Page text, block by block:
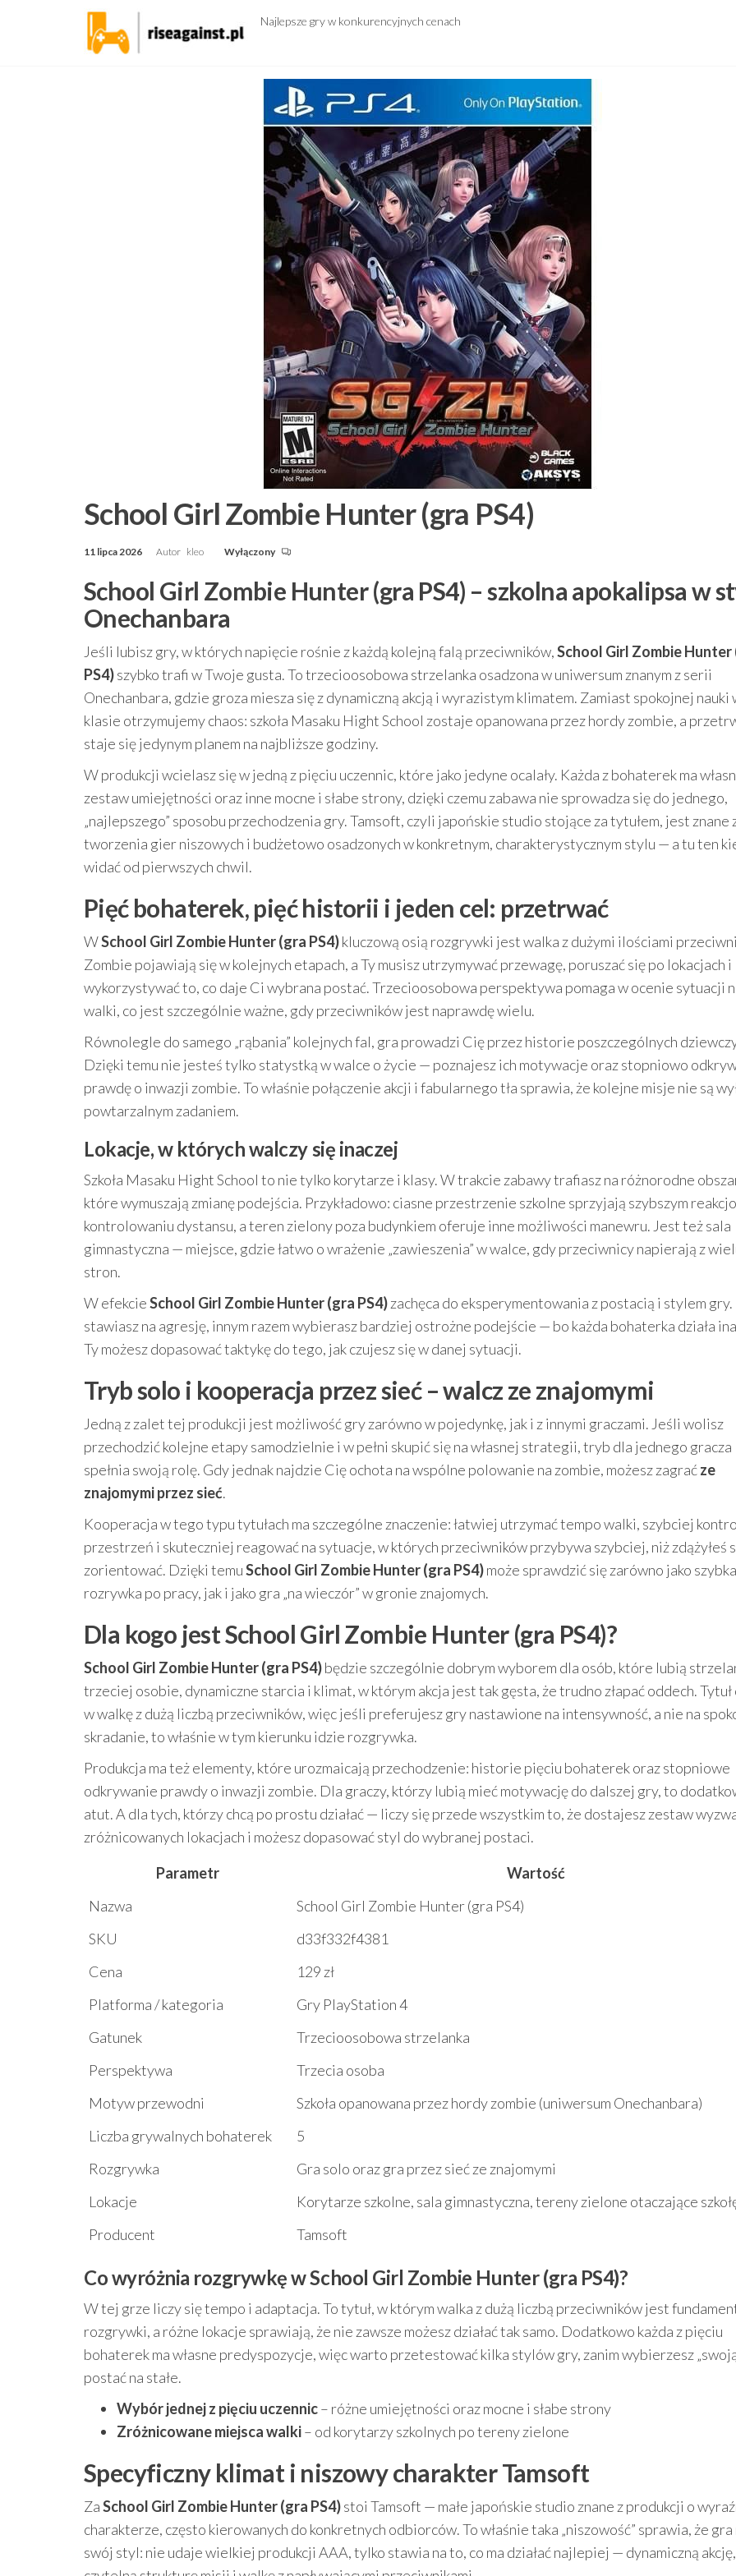
Najlepsze gry w konkurencyjnych cenach
School Girl Zombie Hunter (gra PS4)
11 lipca 2026 Autor kleo Wyłączony
School Girl Zombie Hunter (gra PS4) – szkolna apokalipsa w
Onechanbara
Jeśli lubisz gry, w których napięcie rośnie z każdą kolejną falą przeciwników,School Girl Zombie Hunter
PS4)szybko trafi w Twoje gusta. To trzecioosobowa strzelanka osadzona w uniwersum znanym z serii
Onechanbara, gdzie groza miesza się z dynamiczną akcją i wyrazistym klimatem. Zamiast spokojnej nauki
klasie otrzymujemy chaos: szkoła Masaku Hight School zostaje opanowana przez hordy zombie, a
staje się jedynym planem na najbliższe godziny.
W produkcji wcielasz się w jedną z pięciu uczennic, które jako jedyne ocalały. Każda z bohaterek ma
zestaw umiejętności oraz inne mocne i słabe strony, dzięki czemu zabawa nie sprowadza się do jednego,
„najlepszego” sposobu przechodzenia gry. Tamsoft, czyli japońskie studio stojące za tytułem, jest znane
tworzenia gier niszowych i budżetowo osadzonych w konkretnym, charakterystycznym stylu — a tu ten
widać od pierwszych chwil.
Pięć bohaterek, pięć historii i jeden cel: przetrwać
WSchool Girl Zombie Hunter (gra PS4)kluczową osią rozgrywki jest walka z dużymi ilościami
Zombie pojawiają się w kolejnych etapach, a Ty musisz utrzymywać przewagę, poruszać się po lokacjach i
wykorzystywać to, co daje Ci wybrana postać. Trzecioosobowa perspektywa pomaga w ocenie sytuacji
walki, co jest szczególnie ważne, gdy przeciwników jest naprawdę wielu.
Równolegle do samego „rąbania” kolejnych fal, gra prowadzi Cię przez historie poszczególnych
Dzięki temu nie jesteś tylko statystką w walce o życie — poznajesz ich motywacje oraz stopniowo
prawdę o inwazji zombie. To właśnie połączenie akcji i fabularnego tła sprawia, że kolejne misje nie są
powtarzalnym zadaniem.
Lokacje, w których walczy się inaczej
Szkoła Masaku Hight School to nie tylko korytarze i klasy. W trakcie zabawy trafiasz na różnorodne
które wymuszają zmianę podejścia. Przykładowo: ciasne przestrzenie szkolne sprzyjają szybszym
kontrolowaniu dystansu, a teren zielony poza budynkiem oferuje inne możliwości manewru. Jest też sala
gimnastyczna — miejsce, gdzie łatwo o wrażenie „zawieszenia” w walce, gdy przeciwnicy napierają z
stron.
W efekcieSchool Girl Zombie Hunter (gra PS4)zachęca do eksperymentowania z postacią i stylem gry.
stawiasz na agresję, innym razem wybierasz bardziej ostrożne podejście — bo każda bohaterka działa
Ty możesz dopasować taktykę do tego, jak czujesz się w danej sytuacji.
Tryb solo i kooperacja przez sieć – walcz ze znajomymi
Jedną z zalet tej produkcji jest możliwość gry zarówno w pojedynkę, jak i z innymi graczami. Jeśli wolisz
przechodzić kolejne etapy samodzielnie i w pełni skupić się na własnej strategii, tryb dla jednego gracza
spełnia swoją rolę. Gdy jednak najdzie Cię ochota na wspólne polowanie na zombie, możesz zagraćze
znajomymi przez sieć.
Kooperacja w tego typu tytułach ma szczególne znaczenie: łatwiej utrzymać tempo walki, szybciej
przestrzeń i skuteczniej reagować na sytuacje, w których przeciwników przybywa szybciej, niż zdążyłeś
zorientować. Dzięki temuSchool Girl Zombie Hunter (gra PS4)może sprawdzić się zarówno jako szybka
rozrywka po pracy, jak i jako gra „na wieczór” w gronie znajomych.
Dla kogo jest School Girl Zombie Hunter (gra PS4)?
School Girl Zombie Hunter (gra PS4)będzie szczególnie dobrym wyborem dla osób, które lubią
trzeciej osobie, dynamiczne starcia i klimat, w którym akcja jest tak gęsta, że trudno złapać oddech.
w walkę z dużą liczbą przeciwników, więc jeśli preferujesz gry nastawione na intensywność, a nie na
skradanie, to właśnie w tym kierunku idzie rozgrywka.
Produkcja ma też elementy, które urozmaicają przechodzenie: historie pięciu bohaterek oraz stopniowe
odkrywanie prawdy o inwazji zombie. Dla graczy, którzy lubią mieć motywację do dalszej gry, to
atut. A dla tych, którzy chcą po prostu działać — liczy się przede wszystkim to, że dostajesz zestaw
zróżnicowanych lokacjach i możesz dopasować styl do wybranej postaci.
Parametr
Wartość
Nazwa
School Girl Zombie Hunter (gra PS4)
SKU
d33f332f4381
Cena
129 zł
Platforma / kategoria
Gry PlayStation 4
Gatunek
Trzecioosobowa strzelanka
Perspektywa
Trzecia osoba
Motyw przewodni
Szkoła opanowana przez hordy zombie (uniwersum Onechanbara)
Liczba grywalnych bohaterek
5
Rozgrywka
Gra solo oraz gra przez sieć ze znajomymi
Lokacje
Korytarze szkolne, sala gimnastyczna, tereny zielone otaczające
Producent
Tamsoft
Co wyróżnia rozgrywkę w School Girl Zombie Hunter (gra PS4)?
W tej grze liczy się tempo i adaptacja. To tytuł, w którym walka z dużą liczbą przeciwników jest
rozgrywki, a różne lokacje sprawiają, że nie zawsze możesz działać tak samo. Dodatkowo każda z pięciu
bohaterek ma własne predyspozycje, więc warto przetestować kilka stylów gry, zanim wybierzesz
postać na stałe.
Wybór jednej z pięciu uczennic– różne umiejętności oraz mocne i słabe strony
Zróżnicowane miejsca walki– od korytarzy szkolnych po tereny zielone
Specyficzny klimat i niszowy charakter Tamsoft
ZaSchool Girl Zombie Hunter (gra PS4)stoi Tamsoft — małe japońskie studio znane z produkcji o
charakterze, często kierowanych do konkretnych odbiorców. To właśnie taka „niszowość” sprawia, że gra
swój styl: nie udaje wielkiej produkcji AAA, tylko stawia na to, co ma działać najlepiej — dynamiczną akcję,